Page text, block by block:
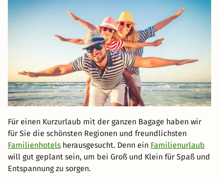
Für einen Kurzurlaub mit der ganzen Bagage haben wir
für Sie die schönsten Regionen und freundlichsten
Familienhotels herausgesucht. Denn ein Familienurlaub
will gut geplant sein, um bei Groß und Klein für Spaß und
Entspannung zu sorgen.